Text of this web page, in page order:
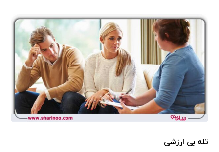
تله بی ارزشی